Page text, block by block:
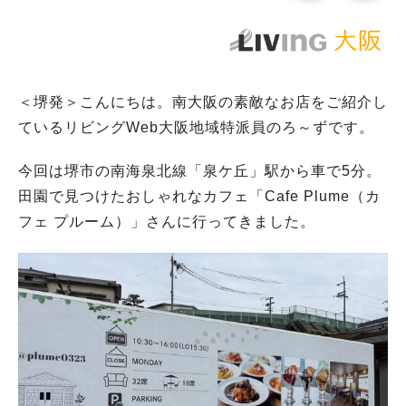
＜堺発＞こんにちは。南大阪の素敵なお店をご紹介し
ているリビングWeb大阪地域特派員のろ～ずです。
今回は堺市の南海泉北線「泉ケ丘」駅から車で5分。
田園で見つけたおしゃれなカフェ「Cafe Plume（カ
フェ プルーム）」さんに行ってきました。